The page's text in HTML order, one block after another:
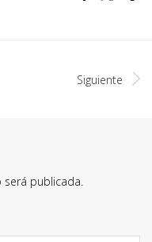
Siguiente
publicada.